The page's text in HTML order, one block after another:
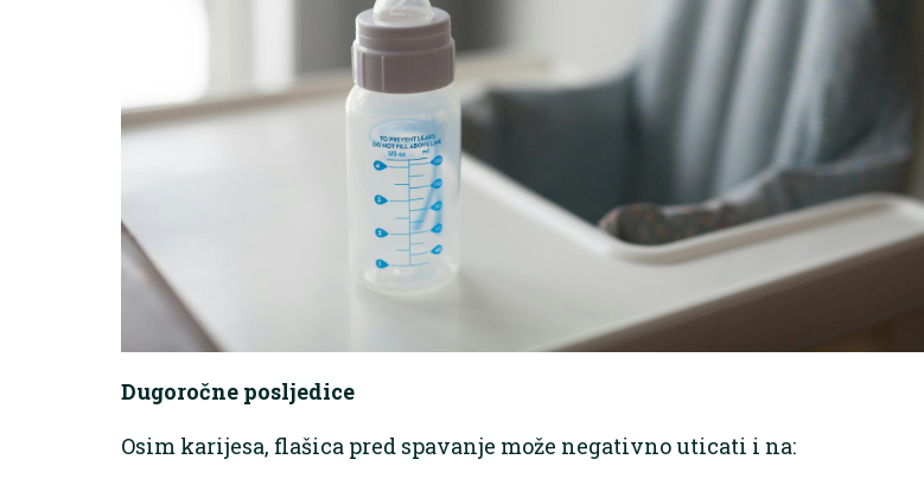
Dugoročne posljedice
Osim karijesa, flašica pred spavanje može negativno uticati i na: